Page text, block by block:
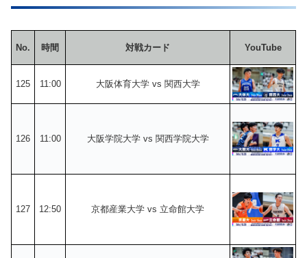
No. 時間 対戦カード YouTube
125 11:00 大阪体育大学 vs 関西大学
126 11:00 大阪学院大学 vs 関西学院大学
127 12:50 京都産業大学 vs 立命館大学